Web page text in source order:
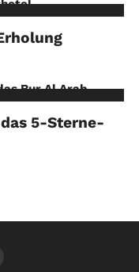
5-Sterne-